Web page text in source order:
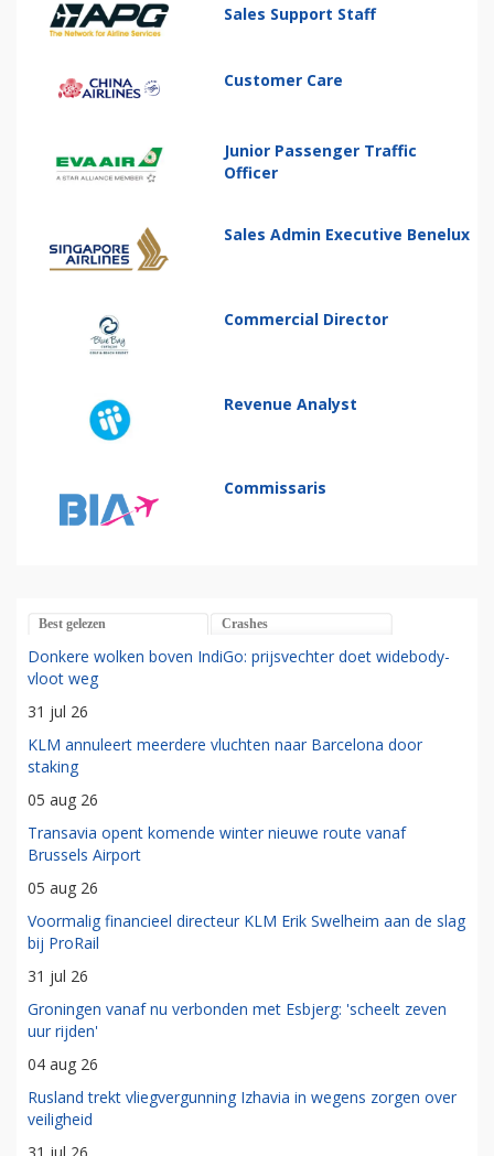
Sales Support Staff
Customer Care
Junior Passenger Traffic
Officer
Sales Admin Executive Benelux
Commercial Director
Revenue Analyst
Commissaris
Best gelezen Crashes
Donkere wolken boven IndiGo: prijsvechter doet widebody-
vloot weg
31 jul 26
KLM annuleert meerdere vluchten naar Barcelona door
staking
05 aug 26
Transavia opent komende winter nieuwe route vanaf
Brussels Airport
05 aug 26
Voormalig financieel directeur KLM Erik Swelheim aan de slag
bij ProRail
31 jul 26
Groningen vanaf nu verbonden met Esbjerg: 'scheelt zeven
uur rijden'
04 aug 26
Rusland trekt vliegvergunning Izhavia in wegens zorgen over
veiligheid